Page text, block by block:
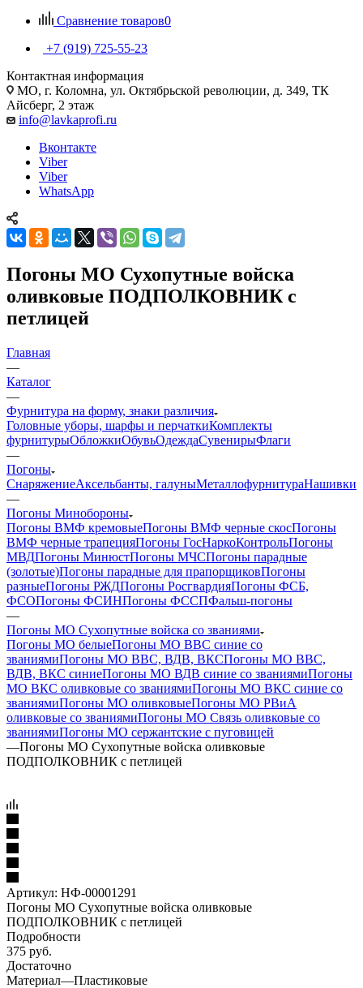
Сравнение товаров0
+7 (919) 725-55-23
Контактная информация
МО, г. Коломна, ул. Октябрьской революции, д. 349, ТК
Айсберг, 2 этаж
info@lavkaprofi.ru
Вконтакте
Viber
Viber
WhatsApp
Погоны МО Сухопутные войска
оливковые ПОДПОЛКОВНИК с
петлицей
Главная
—
Каталог
—
Фурнитура на форму, знаки различия
Головные уборы, шарфы и перчаткиКомплекты
фурнитурыОбложкиОбувьОдеждаСувенирыФлаги
—
Погоны
СнаряжениеАксельбанты, галуныМеталлофурнитураНашивки
—
Погоны Минобороны
Погоны ВМФ кремовыеПогоны ВМФ черные скосПогоны
ВМФ черные трапецияПогоны ГосНаркоКонтрольПогоны
МВДПогоны МинюстПогоны МЧСПогоны парадные
(золотые)Погоны парадные для прапорщиковПогоны
разныеПогоны РЖДПогоны РосгвардияПогоны ФСБ,
ФСОПогоны ФСИНПогоны ФССПФальш-погоны
—
Погоны МО Сухопутные войска со званиями
Погоны МО белыеПогоны МО ВВС синие со
званиямиПогоны МО ВВС, ВДВ, ВКСПогоны МО ВВС,
ВДВ, ВКС синиеПогоны МО ВДВ синие со званиямиПогоны
МО ВКС оливковые со званиямиПогоны МО ВКС синие со
званиямиПогоны МО оливковыеПогоны МО РВиА
оливковые со званиямиПогоны МО Связь оливковые со
званиямиПогоны МО сержантские с пуговицей
—Погоны МО Сухопутные войска оливковые
ПОДПОЛКОВНИК с петлицей
Артикул: НФ-00001291
Погоны МО Сухопутные войска оливковые
ПОДПОЛКОВНИК с петлицей
Подробности
375 руб.
Достаточно
Материал—Пластиковые